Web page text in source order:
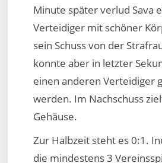
Minute später verlud Sava
Verteidiger mit schöner
sein Schuss von der
konnte aber in letzter
einen anderen Verteidiger
werden. Im Nachschuss
Gehäuse.
Zur Halbzeit steht es 0:1.
die mindestens 3